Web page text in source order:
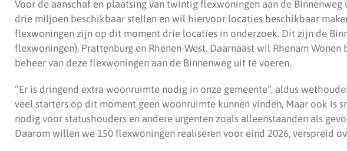
Voor de aanschaf en plaatsing van twintig flexwoningen aan de
drie miljoen beschikbaar stellen en wil hiervoor locaties beschikbaar
flexwoningen zijn op dit moment drie locaties in onderzoek. Dit zijn de
flexwoningen), Prattenburg en Rhenen-West. Daarnaast wil Rhenam
beheer van deze flexwoningen aan de Binnenweg uit te voeren.
“Er is dringend extra woonruimte nodig in onze gemeente”, aldus
veel starters op dit moment geen woonruimte kunnen vinden, Maar ook is
nodig voor statushouders en andere urgenten zoals alleenstaanden als
Daarom willen we 150 flexwoningen realiseren voor eind 2026, verspreid